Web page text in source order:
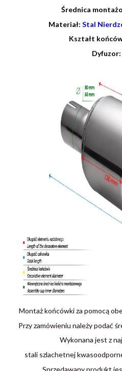
Średnica
Materiał: Stal
Kształt
Dyfuzor:
Montaż końcówki za pomocą
Przy zamówieniu należy podać
Wykonana jest z
stali szlachetnej
Sprzedawany produkt